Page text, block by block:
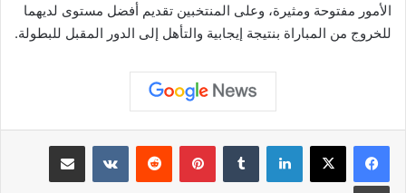
الأمور مفتوحة ومثيرة، وعلى المنتخبين تقديم أفضل مستوى لديهما
للخروج من المباراة بنتيجة إيجابية والتأهل إلى الدور المقبل للبطولة.
لينكدإن بينتيريست مشاركة عبر البريد
طباعة